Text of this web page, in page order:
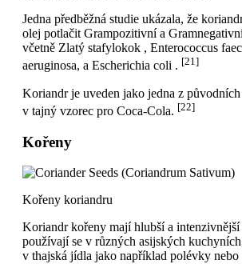
Jedna předběžná studie ukázala, že
olej potlačit Grampozitivní a
včetně Zlatý stafylokok , Enterococcus
aeruginosa, a Escherichia coli . [21]
Koriandr je uveden jako jedna z
v tajný vzorec pro Coca-Cola. [22]
Kořeny
Kořeny koriandru
Koriandr kořeny mají hlubší a
používají se v různých asijských
v thajská jídla jako například polévky nebo